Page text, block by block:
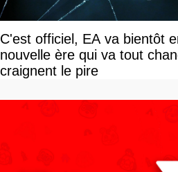
C'est officiel, EA va bientôt
nouvelle ère qui va tout
craignent le pire